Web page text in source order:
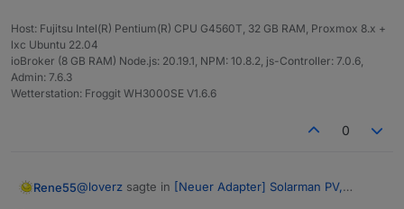
Host: Fujitsu Intel(R) Pentium(R) CPU G4560T, 32 GB RAM, Proxmox 8.x +
lxc Ubuntu 22.04
ioBroker (8 GB RAM) Node.js: 20.19.1, NPM: 10.8.2, js-Controller: 7.0.6,
Admin: 7.6.3
Wetterstation: Froggit WH3000SE V1.6.6
0
Rene55@loverz sagte in [Neuer Adapter] Solarman PV,